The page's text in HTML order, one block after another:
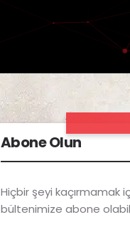
Abone Olun
Hiçbir şeyi kaçırmamak
bültenimize abone